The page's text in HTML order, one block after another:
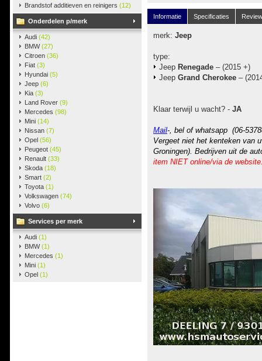
Brandstof additieven en reinigers (12)
Onderdelen p/merk
Audi (42)
BMW(27)
Citroen (36)
Fiat (3)
Hyundai (5)
Jeep (6)
Kia (3)
Land Rover (9)
Mercedes (98)
Mini (14)
Nissan (7)
Opel (56)
Peugeot (45)
Renault (33)
Skoda (18)
Smart (2)
Toyota (1)
Volkswagen (74)
Volvo (6)
Services per merk
Audi (1)
BMW(1)
Mercedes (1)
Mini (1)
Opel (1)
Informatie Specificaties
merk: Jeep
type:
Jeep Renegade – (2015 +)
Jeep Grand Cherokee –
Klaar terwijl u wacht? - JA
Mail-, bel of whatsapp (06-
Vergeet niet het kenteken van
Groningen). Bedrijven uit de
item NIET online/via de